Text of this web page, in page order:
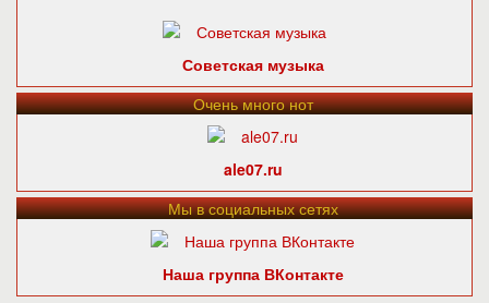
Советская музыка
Очень много нот
ale07.ru
Мы в социальных сетях
Наша группа ВКонтакте